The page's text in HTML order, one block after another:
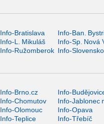
Info-Bratislava Info-Ban.
Info-L. Mikuláš Info-Sp. Nová
Info-Ružomberok Info-Slovensko
Info-Brno.cz Info-
Info-Chomutov Info-Jablonec
Info-Olomouc Info-Opava
Info-Teplice Info-Třebíč